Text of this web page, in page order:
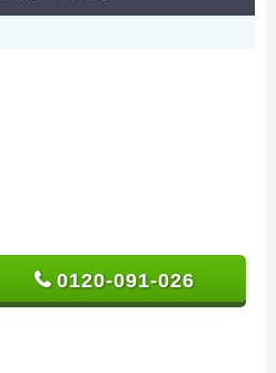
0120-091-026